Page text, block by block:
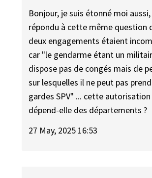
Bonjour, je suis étonné moi
répondu à cette même question
deux engagements étaient
car "le gendarme étant un
dispose pas de congés mais de
sur lesquelles il ne peut pas
gardes SPV" ... cette
dépend-elle des départements ?
27 May, 2025 16:53